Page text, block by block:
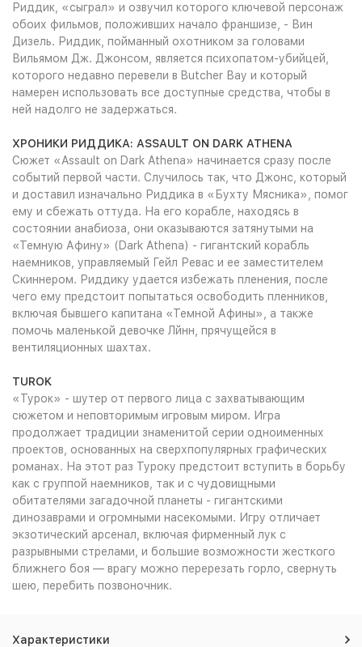
Риддик, «сыграл» и озвучил которого ключевой персонаж
обоих фильмов, положивших начало франшизе, - Вин
Дизель. Риддик, пойманный охотником за головами
Вильямом Дж. Джонсом, является психопатом-убийцей,
которого недавно перевели в Butcher Вау и который
намерен использовать все доступные средства, чтобы в
ней надолго не задержаться.
ХРОНИКИ РИДДИКА: ASSAULT ON DARK ATHENA
Сюжет «Assault on Dark Athena» начинается сразу после
событий первой части. Случилось так, что Джонс, который
и доставил изначально Риддика в «Бухту Мясника», помог
ему и сбежать оттуда. На его корабле, находясь в
состоянии анабиоза, они оказываются затянутыми на
«Темную Афину» (Dark Athena) - гигантский корабль
наемников, управляемый Гейл Ревас и ее заместителем
Скиннером. Риддику удается избежать пленения, после
чего ему предстоит попытаться освободить пленников,
включая бывшего капитана «Темной Афины», а также
помочь маленькой девочке Лйнн, прячущейся в
вентиляционных шахтах.
TUROK
«Турок» - шутер от первого лица с захватывающим
сюжетом и неповторимым игровым миром. Игра
продолжает традиции знаменитой серии одноименных
проектов, основанных на сверхпопулярных графических
романах. На этот раз Туроку предстоит вступить в борьбу
как с группой наемников, так и с чудовищными
обитателями загадочной планеты - гигантскими
динозаврами и огромными насекомыми. Игру отличает
экзотический арсенал, включая фирменный лук с
разрывными стрелами, и большие возможности жесткого
ближнего боя — врагу можно перерезать горло, свернуть
шею, перебить позвоночник.
Характеристики